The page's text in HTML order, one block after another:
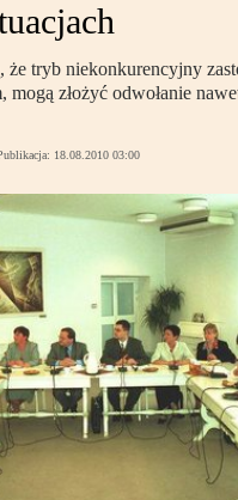
że tryb niekonkurencyjny
mogą złożyć odwołanie
18.08.2010 03:00